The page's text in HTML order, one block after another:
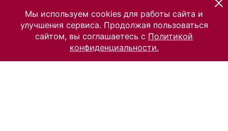
Мы используем cookies для работы сайта и
улучшения сервиса. Продолжая пользоваться
сайтом, вы соглашаетесь с Политикой
конфиденциальности.